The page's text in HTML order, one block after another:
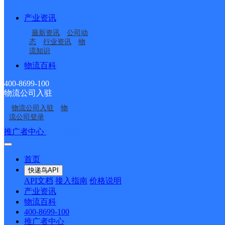
产业资讯
最新资讯
公司动
态
行业资讯
物
流知识
物流百科
400-8699-100
物流公司入驻
物流公司入驻
物
流公司登录
推广者中心
首页
快递鸟API
API文档 接入指南 价格说明
产业资讯
物流百科
400-8699-100
推广者中心
唐山派送部
唐山开平工业园营业部
越河邮政所
荆各庄邮政所
唐山市半壁店新一家菜
鸟合作点
唐山开平唐古路营业点
接口API
API接口 DEMO下载
关于我们
公司介绍 企业动态
合作伙伴 快递鸟接口服务协议